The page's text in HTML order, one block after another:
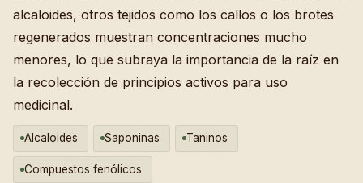
alcaloides, otros tejidos como los callos o los brotes
regenerados muestran concentraciones mucho
menores, lo que subraya la importancia de la raíz en
la recolección de principios activos para uso
medicinal.
Alcaloides Saponinas Taninos
Compuestos fenólicos